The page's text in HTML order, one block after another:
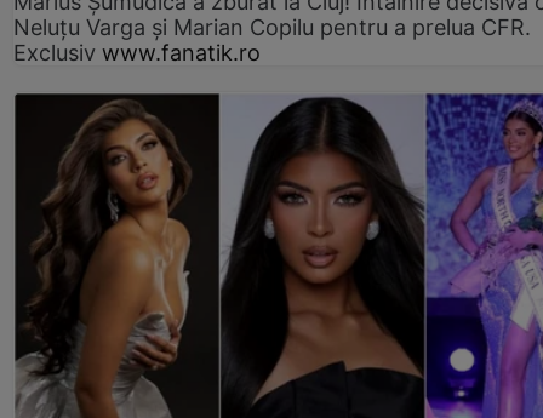
Neluţu Varga şi Marian Copilu pentru a prelua CFR.
Exclusiv www.fanatik.ro